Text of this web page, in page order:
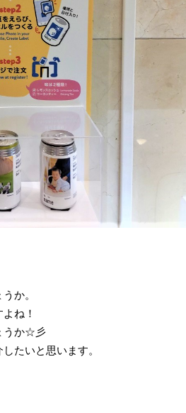
か。
ね！
うか☆彡
たいと思います。